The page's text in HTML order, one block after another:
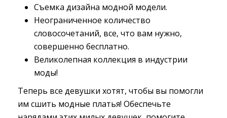
Съемка дизайна модной модели.
Неограниченное количество
словосочетаний, все, что вам нужно,
совершенно бесплатно.
Великолепная коллекция в индустрии
моды!
Теперь все девушки хотят, чтобы вы помогли
им сшить модные платья! Обеспечьте